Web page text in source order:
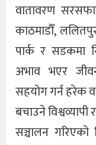
वातावरण
काठमाडौँ,
पार्क र सडकमा
अभाव भएर
सहयोग गर्न हरेक
बचाउने
सञ्चालन गरिएको